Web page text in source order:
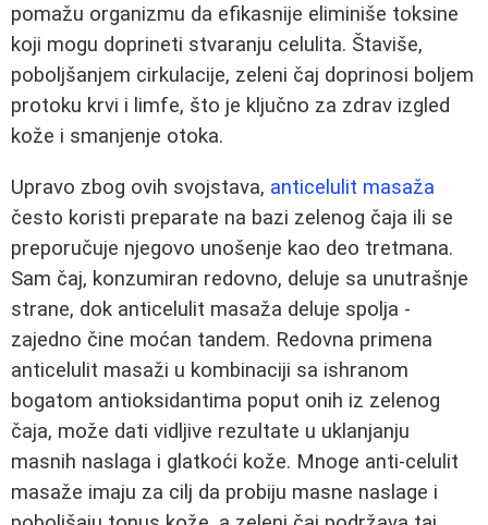
pomažu organizmu da efikasnije eliminiše toksine
koji mogu doprineti stvaranju celulita. Štaviše,
poboljšanjem cirkulacije, zeleni čaj doprinosi boljem
protoku krvi i limfe, što je ključno za zdrav izgled
kože i smanjenje otoka.
Upravo zbog ovih svojstava, anticelulit masaža
često koristi preparate na bazi zelenog čaja ili se
preporučuje njegovo unošenje kao deo tretmana.
Sam čaj, konzumiran redovno, deluje sa unutrašnje
strane, dok anticelulit masaža deluje spolja -
zajedno čine moćan tandem. Redovna primena
anticelulit masaži u kombinaciji sa ishranom
bogatom antioksidantima poput onih iz zelenog
čaja, može dati vidljive rezultate u uklanjanju
masnih naslaga i glatkoći kože. Mnoge anti-celulit
masaže imaju za cilj da probiju masne naslage i